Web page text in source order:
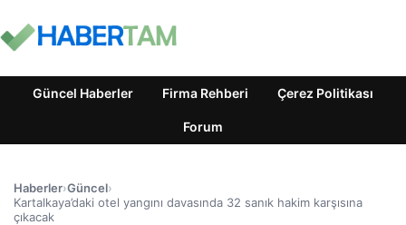
Güncel Haberler Firma Rehberi Çerez Politikası
Forum
Haberler›Güncel›
Kartalkaya’daki otel yangını davasında 32 sanık hakim karşısına
çıkacak